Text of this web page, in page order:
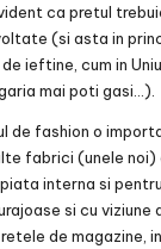
ca pretul
(si asta in
ieftine, cum in
mai poti gasi…).
de fashion o
fabrici (unele noi)
interna si
si cu viziune
de magazine,